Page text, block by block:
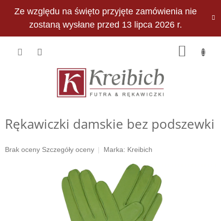
Ze względu na święto przyjęte zamówienia nie
zostaną wysłane przed 13 lipca 2026 r.
PLN
Rękawiczki damskie bez podszewki
Średnia
Brak oceny Szczegóły oceny Marka: Kreibich